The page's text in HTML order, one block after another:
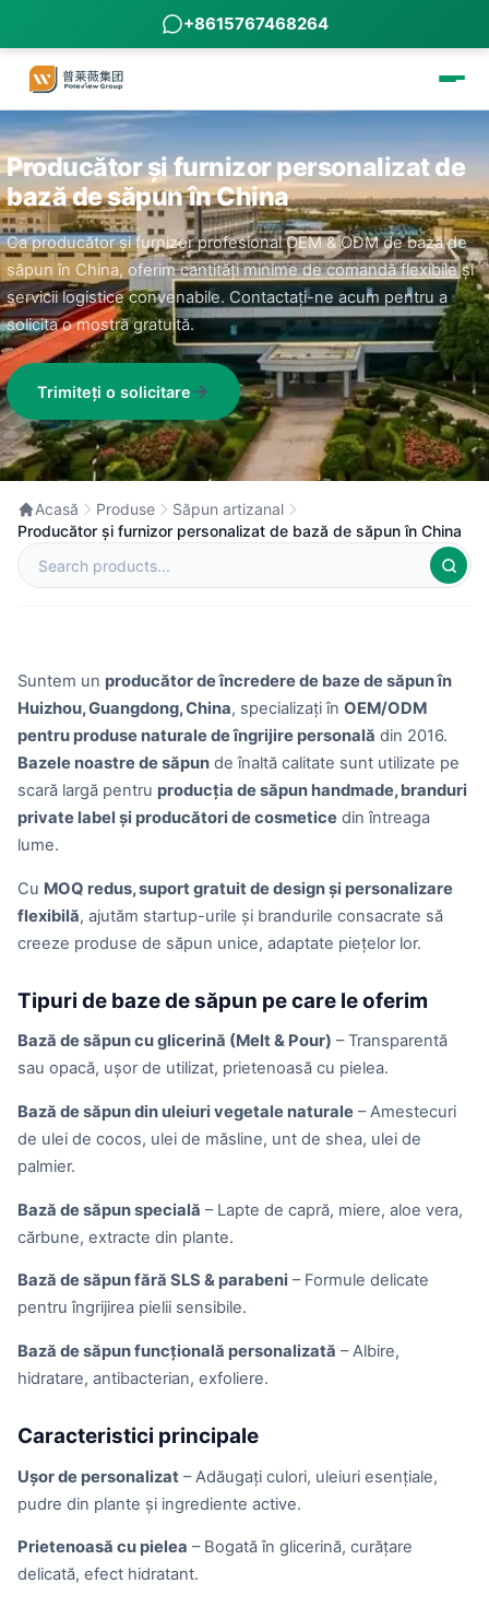
+8615767468264
Producător și furnizor personalizat de
bază de săpun în China
Ca producător și furnizor profesional OEM & ODM de bază de
săpun în China, oferim cantități minime de comandă flexibile și
servicii logistice convenabile. Contactați-ne acum pentru a
solicita o mostră gratuită.
Trimiteți o solicitare
Acasă Produse
Săpun artizanal
Producător și furnizor personalizat de bază de săpun în China
Suntem un producător de încredere de baze de săpun în
Huizhou, Guangdong, China, specializați în OEM/ODM
pentru produse naturale de îngrijire personală din 2016.
Bazele noastre de săpun de înaltă calitate sunt utilizate pe
scară largă pentru producția de săpun handmade, branduri
private label și producători de cosmetice din întreaga
lume.
Cu MOQ redus, suport gratuit de design și personalizare
flexibilă, ajutăm startup-urile și brandurile consacrate să
creeze produse de săpun unice, adaptate piețelor lor.
Tipuri de baze de săpun pe care le oferim
Bază de săpun cu glicerină (Melt & Pour) – Transparentă
sau opacă, ușor de utilizat, prietenoasă cu pielea.
Bază de săpun din uleiuri vegetale naturale – Amestecuri
de ulei de cocos, ulei de măsline, unt de shea, ulei de
palmier.
Bază de săpun specială – Lapte de capră, miere, aloe vera,
cărbune, extracte din plante.
Bază de săpun fără SLS & parabeni – Formule delicate
pentru îngrijirea pielii sensibile.
Bază de săpun funcțională personalizată – Albire,
hidratare, antibacterian, exfoliere.
Caracteristici principale
Ușor de personalizat – Adăugați culori, uleiuri esențiale,
pudre din plante și ingrediente active.
Prietenoasă cu pielea – Bogată în glicerină, curățare
delicată, efect hidratant.